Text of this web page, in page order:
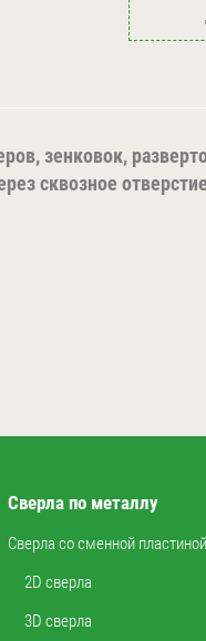
зенковок,
сквозное
Сверла по металлу
Сверла со сменной пластиной
2D сверла
3D сверла